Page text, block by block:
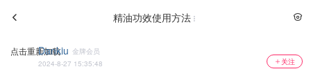
精油功效使用方法
点击重新加载
Dankiu 金牌会员
2024-8-27 15:35:48
关注